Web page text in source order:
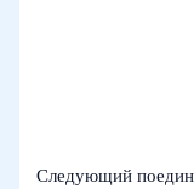
Следующий